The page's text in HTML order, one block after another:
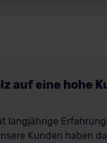
Informationen zu den
auf eine hohe
langjährige
Kunden haben